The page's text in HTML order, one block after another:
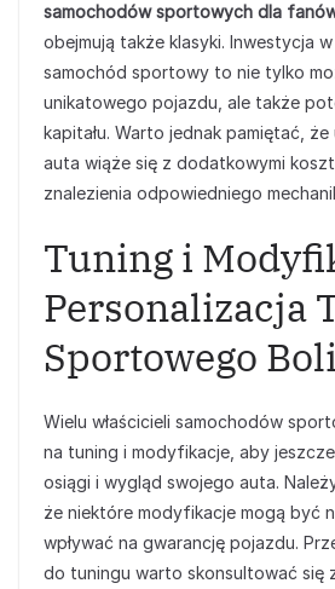
samochodów sportowych dla
obejmują także klasyki. Inwestycja
samochód sportowy to nie tylko
unikatowego pojazdu, ale także
kapitału. Warto jednak pamiętać,
auta wiąże się z dodatkowymi
znalezienia odpowiedniego
Tuning i
Personalizacja
Sportowego
Wielu właścicieli samochodów
na tuning i modyfikacje, aby
osiągi i wygląd swojego auta.
że niektóre modyfikacje mogą być
wpływać na gwarancję pojazdu.
do tuningu warto skonsultować się